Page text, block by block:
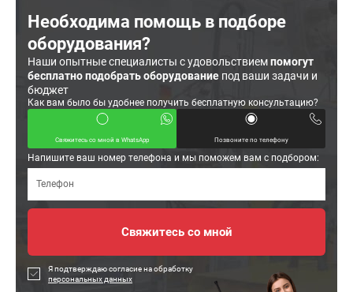
Необходима помощь в подборе
оборудования?
Наши опытные специалисты с удовольствиемпомогут
бесплатно подобрать оборудование под ваши задачи и
бюджет
Как вам было бы удобнее получить бесплатную консультацию?
Свяжитесь со мной в WhatsApp Позвоните по телефону
Напишите ваш номер телефона и мы поможем вам с подбором:
Я подтверждаю согласие на обработку
персональных данных